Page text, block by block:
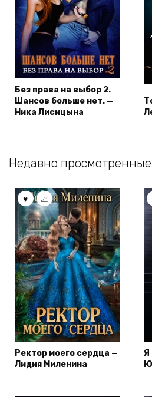
Без права на выбор 2.
Шансов больше нет. —
Ника Лисицына
Недавно
Ректор моего сердца —
Лидия Миленина
Я